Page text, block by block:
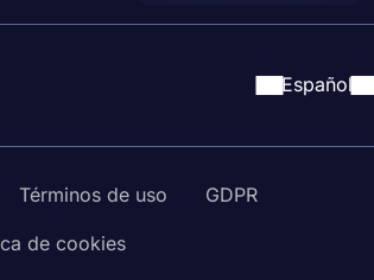
Español
Términos de uso GDPR
de cookies